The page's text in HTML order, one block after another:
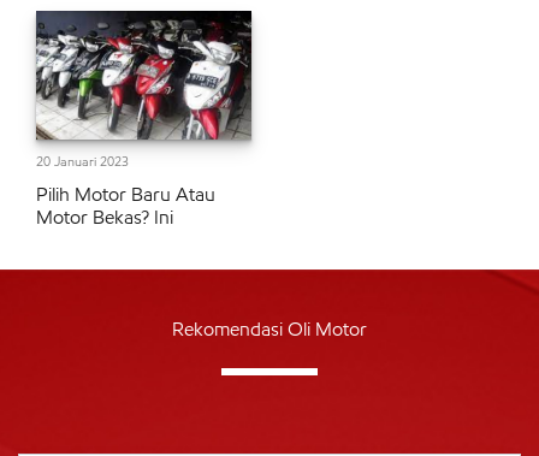
20 Januari 2023
Pilih Motor Baru Atau
Motor Bekas? Ini
Rekomendasi Oli Motor